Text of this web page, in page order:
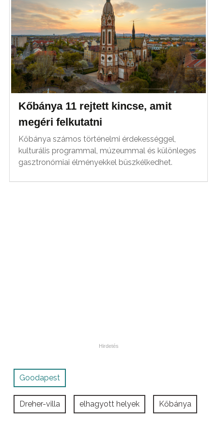
Kőbánya 11 rejtett kincse, amit
megéri felkutatni
Kőbánya számos történelmi érdekességgel,
kulturális programmal, múzeummal és különleges
gasztronómiai élményekkel büszkélkedhet.
Goodapest
Dreher-villa elhagyott helyek Kőbánya